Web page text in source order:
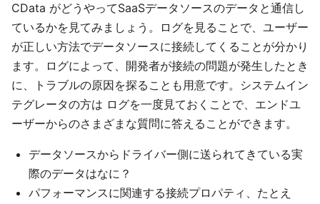
CData がどうやってSaaSデータソースのデータと通信し
ているかを見てみましょう。ログを見ることで、ユーザー
が正しい方法でデータソースに接続してくることが分かり
ます。ログによって、開発者が接続の問題が発生したとき
に、トラブルの原因を探ることも用意です。システムイン
テグレータの方は ログを一度見ておくことで、エンドユ
ーザーからのさまざまな質問に答えることができます。
データソースからドライバー側に送られてきている実
際のデータはなに？
パフォーマンスに関連する接続プロパティ、たとえ